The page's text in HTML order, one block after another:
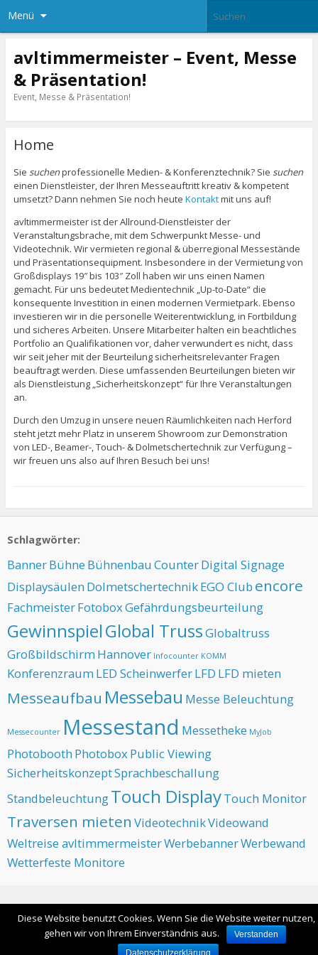
Menü
avltimmermeister – Event, Messe
& Präsentation!
Event, Messe & Präsentation!
Home
Sie suchenprofessionelle Medien- & Konferenztechnik? Sie suchen
einen Dienstleister, der Ihren Messeauftritt kreativ & kompetent
umsetzt? Dann nehmen Sie noch heute Kontaktmit uns auf!
avltimmermeister ist der Allround-Dienstleister der
Veranstaltungsbrache, mit dem Schwerpunkt Messe- und
Videotechnik. Wir vermieten regional & überregional Messestände
und Präsentationsequipment. Insbesondere in der Vermietung von
Großdisplays 19″ bis 103″ Zoll haben wir uns einen Namen
gemacht. Für uns bedeutet Medientechnik „Up-to-Date“ die
konsequente Investition in einen modernen Vermietpark. Ebenso
investieren wir in die personelle Weiterentwicklung, in Fortbildung
und sicheres Arbeiten. Unsere Mitarbeiter halten ein beachtliches
Portfolio an Qualifikationen vor, daher verwundert es nicht, dass
wir seit jeher mit der Beurteilung sicherheitsrelevanter Fragen
beauftragt werden. Diese umfassenden Beurteilungen bieten wir
als Dienstleistung „Sicherheitskonzept“ für Ihre Veranstaltungen
an.
Durch den Umzug in unsere neuen Räumlichkeiten nach Herford
steht jetzt mehr Platz in unserem Showroom zur Demonstration
von LED-, Beamer-, Touch- & Dolmetschertechnik zur Verfügung –
wir freuen uns also auf Ihren Besuch bei uns!
Schlagwörter:
BannerBühne BühnenbauCounterDigital Signage
DisplaysäulenDolmetschertechnikEGO Club encore
FachmeisterFotoboxGefährdungsbeurteilung
GewinnspielGlobal TrussGlobaltruss
GroßbildschirmHannover Infocounter KOMM
KonferenzraumLED ScheinwerferLFD LFD mieten
Messeaufbau Messebau Messe Beleuchtung
Messecounter Messestand Messetheke MyJob
PhotoboothPhotoboxPublic Viewing
SicherheitskonzeptSprachbeschallung
StandbeleuchtungTouch DisplayTouch Monitor
Traversen mieten VideotechnikVideowand
Weltreise avltimmermeisterWerbebannerWerbewand
Wetterfeste Monitore
Ganze Seite ansehen
Angetrieben von WordPress
Diese Website benutzt Cookies. Wenn Sie die Website weiter nutzen,
gehen wir von Ihrem Einverständnis aus.
Verstanden
Datenschutzerklärung